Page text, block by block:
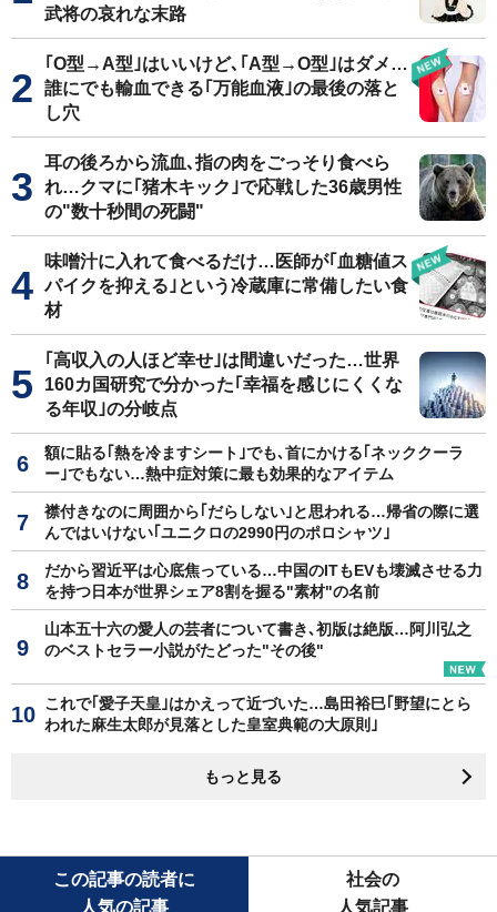
武将の哀れな末路
｢O型→A型｣はいいけど､｢A型→O型｣はダメ…
誰にでも輸血できる｢万能血液｣の最後の落と
し穴
耳の後ろから流血､指の肉をごっそり食べら
れ…クマに｢猪木キック｣で応戦した36歳男性
の"数十秒間の死闘"
味噌汁に入れて食べるだけ…医師が｢血糖値ス
パイクを抑える｣という冷蔵庫に常備したい食
材
｢高収入の人ほど幸せ｣は間違いだった…世界
160カ国研究で分かった｢幸福を感じにくくな
る年収｣の分岐点
額に貼る｢熱を冷ますシート｣でも､首にかける｢ネッククーラ
ー｣でもない…熱中症対策に最も効果的なアイテム
襟付きなのに周囲から｢だらしない｣と思われる…帰省の際に選
んではいけない｢ユニクロの2990円のポロシャツ｣
だから習近平は心底焦っている…中国のITもEVも壊滅させる力
を持つ日本が世界シェア8割を握る"素材"の名前
山本五十六の愛人の芸者について書き､初版は絶版…阿川弘之
のベストセラー小説がたどった"その後"
これで｢愛子天皇｣はかえって近づいた…島田裕巳｢野望にとら
われた麻生太郎が見落とした皇室典範の大原則｣
もっと見る
この記事の読者に
人気の記事
社会の
人気記事